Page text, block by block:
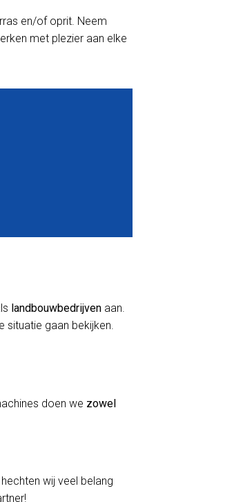
en/of oprit. Neem
met plezier aan elke
landbouwbedrijven aan.
situatie gaan bekijken.
doen we zowel
wij veel belang